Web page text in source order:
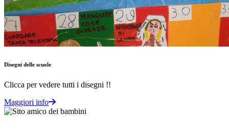
Disegni delle scuole
Clicca per vedere tutti i disegni !!
Maggiori info